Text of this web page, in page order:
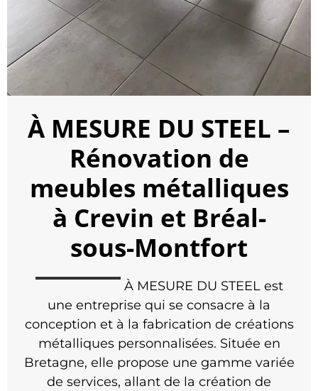
À MESURE DU STEEL –
Rénovation de
meubles métalliques
à Crevin et Bréal-
sous-Montfort
À MESURE DU STEEL est
une entreprise qui se consacre à la
conception et à la fabrication de créations
métalliques personnalisées. Située en
Bretagne, elle propose une gamme variée
de services, allant de la création de